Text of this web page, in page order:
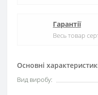
Основні
Вид виробу:
Гарантії
Весь товар